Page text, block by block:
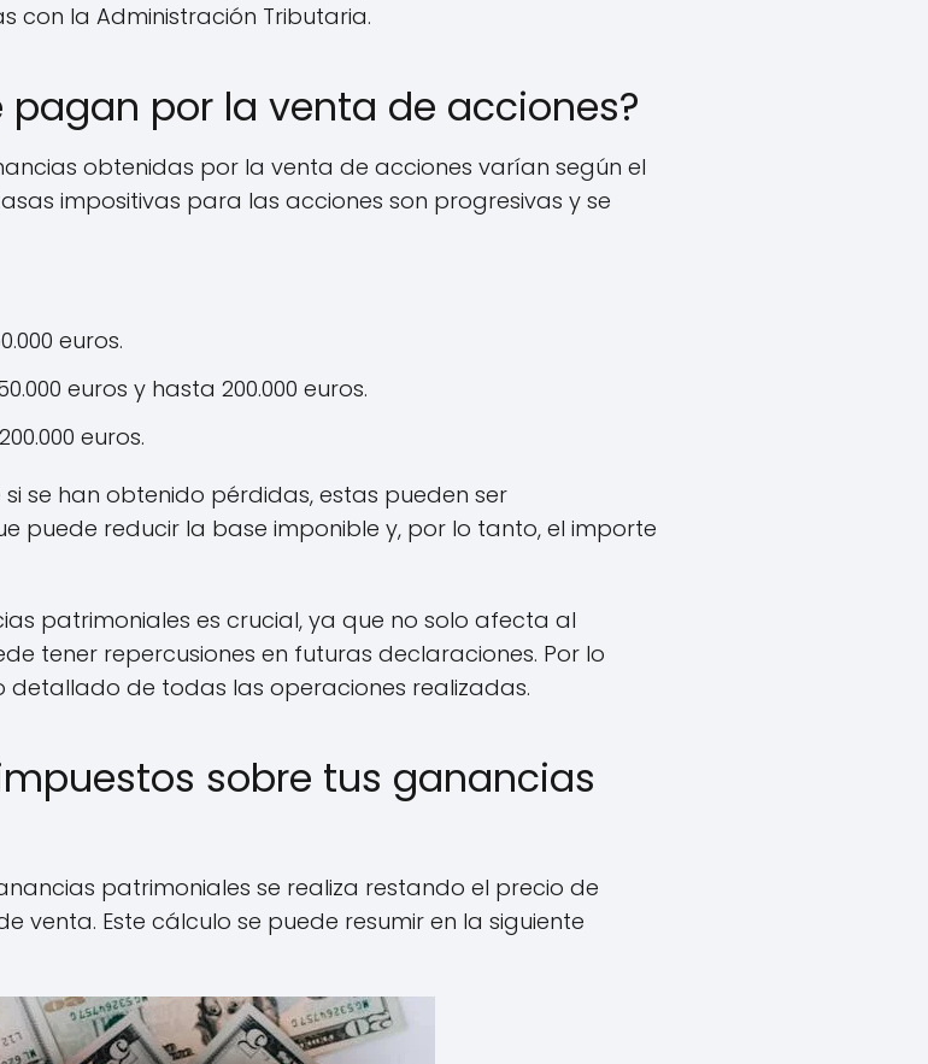
con la Administración Tributaria.
por la venta de acciones?
obtenidas por la venta de acciones varían según el
impositivas para las acciones son progresivas y se
euros.
euros y hasta 200.000 euros.
euros.
se han obtenido pérdidas, estas pueden ser
puede reducir la base imponible y, por lo tanto, el importe
patrimoniales es crucial, ya que no solo afecta al
tener repercusiones en futuras declaraciones. Por lo
de todas las operaciones realizadas.
sobre tus ganancias
patrimoniales se realiza restando el precio de
venta. Este cálculo se puede resumir en la siguiente